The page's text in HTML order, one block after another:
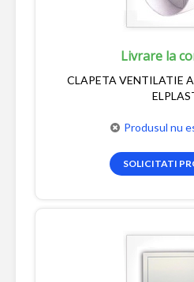
Livrare la
CLAPETA VENTILATIE
Produsul nu
SOLICITATI